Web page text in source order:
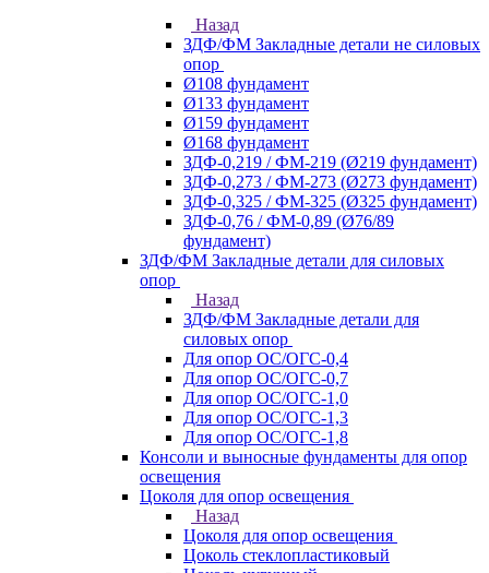
Назад
ЗДФ/ФМ Закладные детали не силовых
опор
Ø108 фундамент
Ø133 фундамент
Ø159 фундамент
Ø168 фундамент
ЗДФ-0,219 / ФМ-219 (Ø219 фундамент)
ЗДФ-0,273 / ФМ-273 (Ø273 фундамент)
ЗДФ-0,325 / ФМ-325 (Ø325 фундамент)
ЗДФ-0,76 / ФМ-0,89 (Ø76/89
фундамент)
ЗДФ/ФМ Закладные детали для силовых
опор
Назад
ЗДФ/ФМ Закладные детали для
силовых опор
Для опор ОС/ОГС-0,4
Для опор ОС/ОГС-0,7
Для опор ОС/ОГС-1,0
Для опор ОС/ОГС-1,3
Для опор ОС/ОГС-1,8
Консоли и выносные фундаменты для опор
освещения
Цоколя для опор освещения
Назад
Цоколя для опор освещения
Цоколь стеклопластиковый